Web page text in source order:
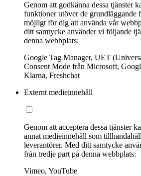
Genom att godkänna dessa tjänster
funktioner utöver de grundläggande
möjligt för dig att använda vår
ditt samtycke använder vi följande
denna webbplats:
Google Tag Manager, UET
Consent Mode från Microsoft,
Klarna, Freshchat
Externt medieinnehåll
Genom att acceptera dessa tjänster
annat medieinnehåll som
leverantörer. Med ditt samtycke
från tredje part på denna webbplats:
Vimeo, YouTube